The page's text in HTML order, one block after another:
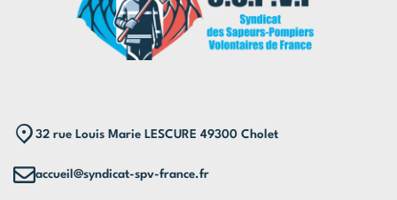
32 rue Louis Marie LESCURE 49300 Cholet
accueil@syndicat-spv-france.fr